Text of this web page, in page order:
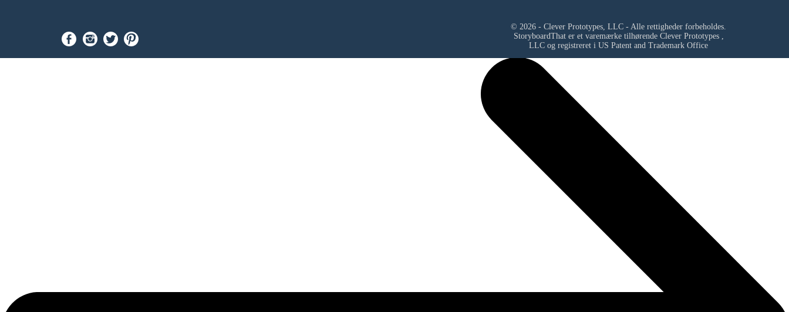
© 2026 - Clever Prototypes, LLC - Alle rettigheder forbeholdes.
StoryboardThat er et varemærke tilhørende Clever Prototypes ,
LLC og registreret i US Patent and Trademark Office